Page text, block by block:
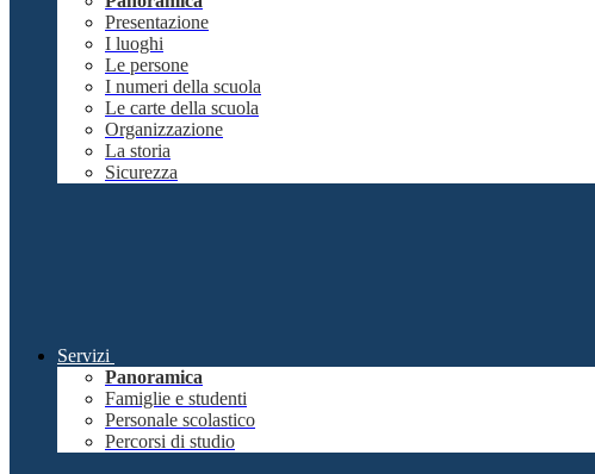
Presentazione
I luoghi
Le persone
I numeri della scuola
Le carte della scuola
Organizzazione
La storia
Sicurezza
Servizi
Panoramica
Famiglie e studenti
Personale scolastico
Percorsi di studio